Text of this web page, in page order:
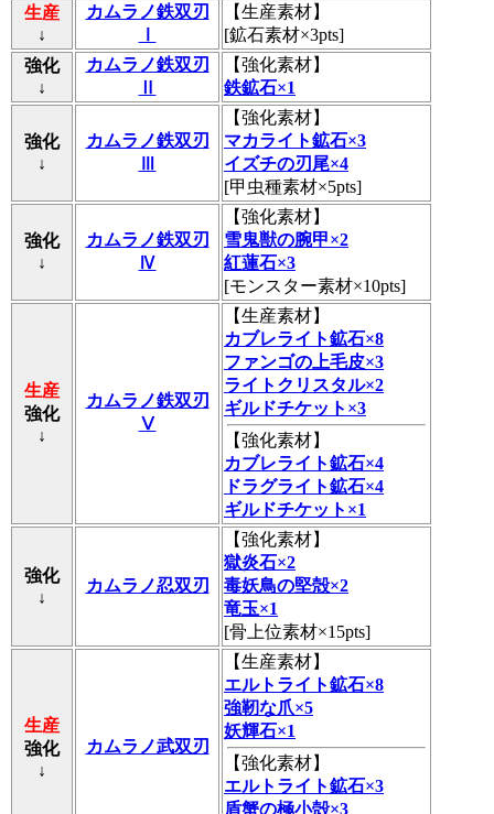
生産
↓
カムラノ鉄双刃
【生産素材】
[鉱石素材×3pts]
強化
↓
カムラノ鉄双刃
【強化素材】
鉄鉱石×1
強化
↓
カムラノ鉄双刃
【強化素材】
マカライト鉱石×3
イズチの刃尾×4
[甲虫種素材×5pts]
強化
↓
カムラノ鉄双刃
Ⅳ
【強化素材】
雪鬼獣の腕甲×2
紅蓮石×3
[モンスター素材×10pts]
生産
強化
↓
カムラノ鉄双刃
Ⅴ
【生産素材】
カブレライト鉱石×8
ファンゴの上毛皮×3
ライトクリスタル×2
ギルドチケット×3
【強化素材】
カブレライト鉱石×4
ドラグライト鉱石×4
ギルドチケット×1
強化
↓
カムラノ忍双刃
【強化素材】
獄炎石×2
毒妖鳥の堅殻×2
竜玉×1
[骨上位素材×15pts]
生産
強化
↓
カムラノ武双刃
【生産素材】
エルトライト鉱石×8
強靭な爪×5
妖輝石×1
【強化素材】
エルトライト鉱石×3
盾蟹の極小殻×3